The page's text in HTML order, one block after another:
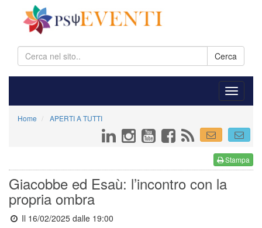
Cerca
Home APERTI A TUTTI
Stampa
Giacobbe ed Esaù: l’incontro con la
propria ombra
Il 16/02/2025 dalle 19:00